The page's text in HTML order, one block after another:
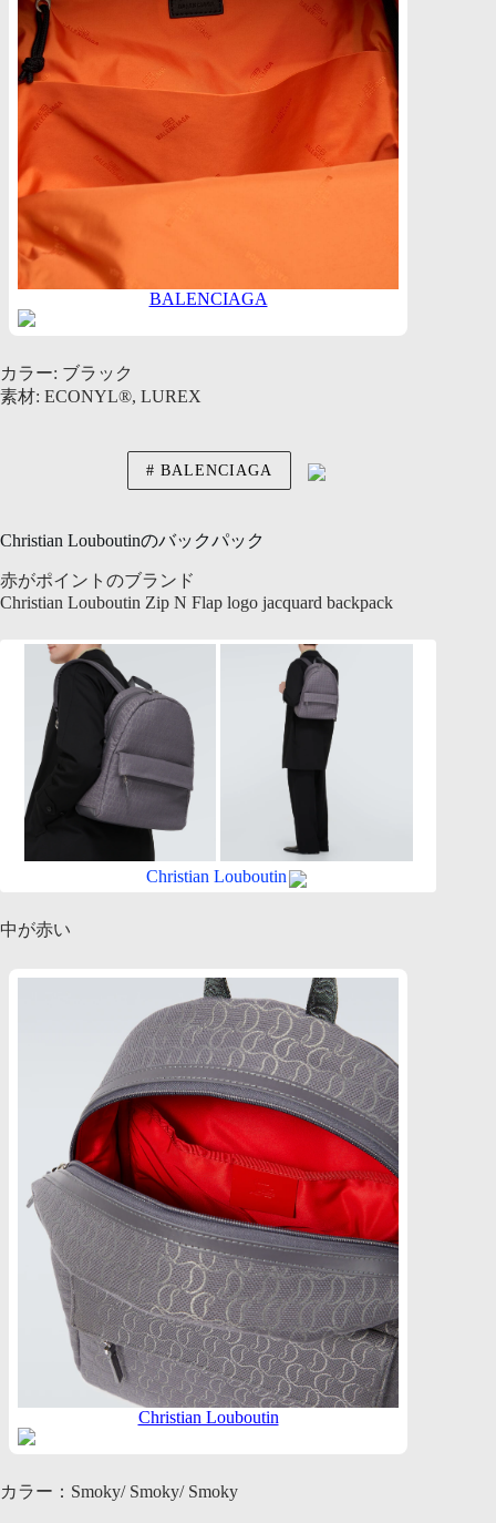
BALENCIAGA
カラー: ブラック
素材: ECONYL®, LUREX
BALENCIAGA
Christian Louboutinのバックパック
赤がポイントのブランド
Christian Louboutin Zip N Flap logo jacquard backpack
Christian Louboutin
中が赤い
Christian Louboutin
カラー：Smoky/ Smoky/ Smoky